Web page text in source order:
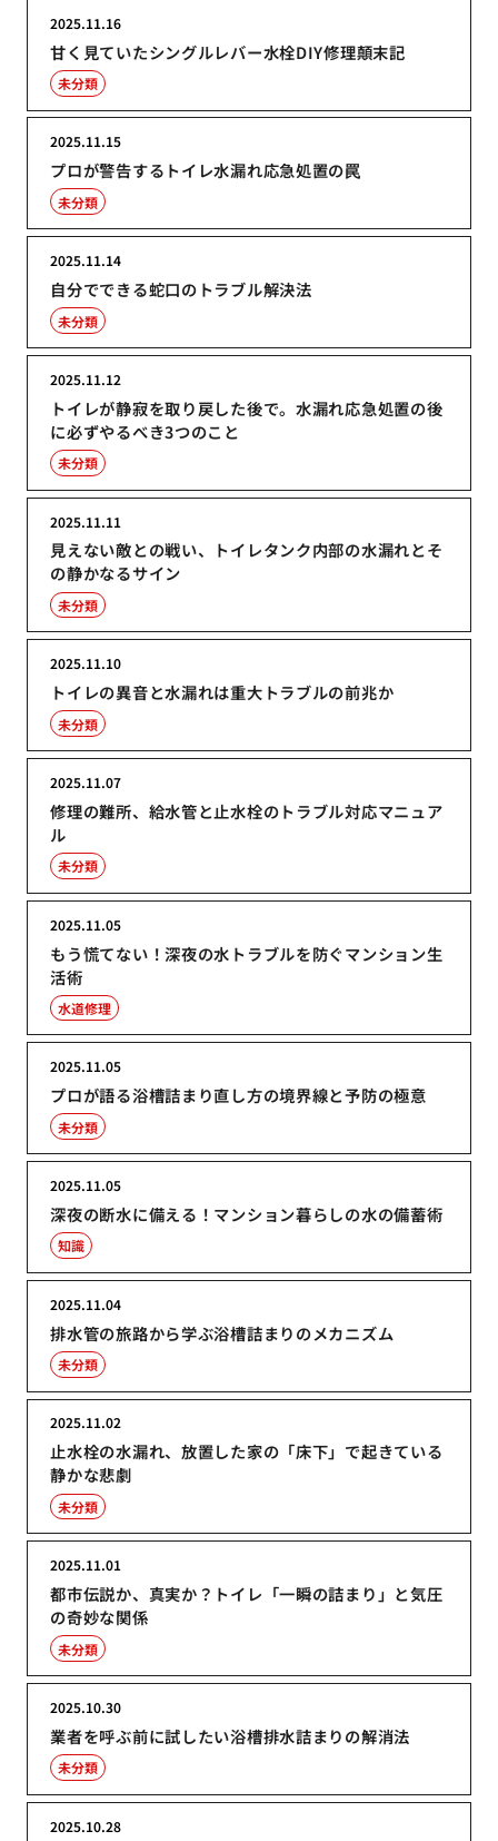
甘く見ていたシングルレバー水栓DIY修理顛末記
2025.11.16
未分類
プロが警告するトイレ水漏れ応急処置の罠
2025.11.15
未分類
自分でできる蛇口のトラブル解決法
2025.11.14
未分類
トイレが静寂を取り戻した後で。水漏れ応急処置の後
に必ずやるべき3つのこと
2025.11.12
未分類
見えない敵との戦い、トイレタンク内部の水漏れとそ
の静かなるサイン
2025.11.11
未分類
トイレの異音と水漏れは重大トラブルの前兆か
2025.11.10
未分類
修理の難所、給水管と止水栓のトラブル対応マニュア
ル
2025.11.07
未分類
もう慌てない！深夜の水トラブルを防ぐマンション生
活術
2025.11.05
水道修理
プロが語る浴槽詰まり直し方の境界線と予防の極意
2025.11.05
未分類
深夜の断水に備える！マンション暮らしの水の備蓄術
2025.11.05
知識
排水管の旅路から学ぶ浴槽詰まりのメカニズム
2025.11.04
未分類
止水栓の水漏れ、放置した家の「床下」で起きている
静かな悲劇
2025.11.02
未分類
都市伝説か、真実か？トイレ「一瞬の詰まり」と気圧
の奇妙な関係
2025.11.01
未分類
業者を呼ぶ前に試したい浴槽排水詰まりの解消法
2025.10.30
未分類
2025.10.28